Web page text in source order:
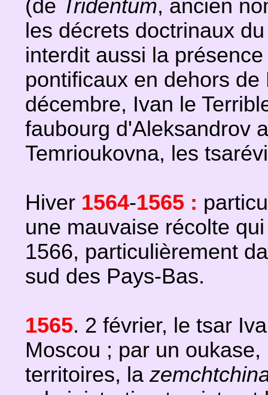
(de Tridentum, ancien
les décrets doctrinaux
interdit aussi la
pontificaux en dehors
décembre, Ivan le
faubourg d'Aleksandrov
Temrioukovna, les
Hiver 1564-1565 :
une mauvaise récolte
1566, particulièrement
sud des Pays-Bas.
1565. 2 février, le tsar
Moscou ; par un
territoires, la